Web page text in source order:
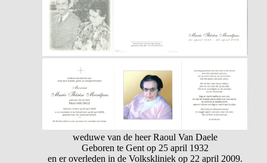
weduwe van de heer Raoul Van Daele
Geboren te Gent op 25 april 1932
en er overleden in de Volkskliniek op 22 april 2009.